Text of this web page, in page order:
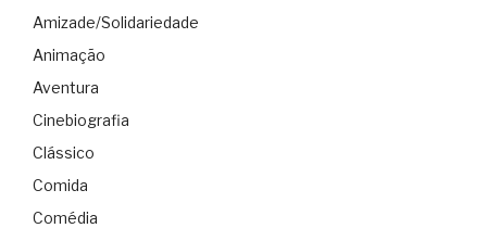
Amizade/Solidariedade
Animação
Aventura
Cinebiografia
Clássico
Comida
Comédia